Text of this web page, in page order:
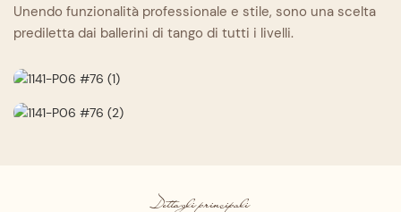
Unendo funzionalità professionale e stile, sono una scelta
prediletta dai ballerini di tango di tutti i livelli.
Dettagli principali